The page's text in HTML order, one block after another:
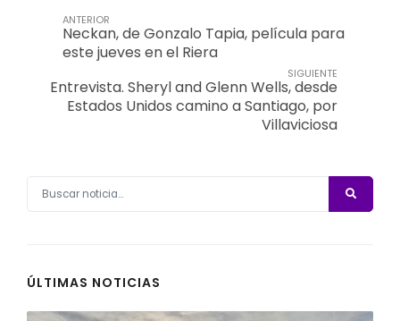
ANTERIOR
Neckan, de Gonzalo Tapia, película para
este jueves en el Riera
SIGUIENTE
Entrevista. Sheryl and Glenn Wells, desde
Estados Unidos camino a Santiago, por
Villaviciosa
ÚLTIMAS NOTICIAS